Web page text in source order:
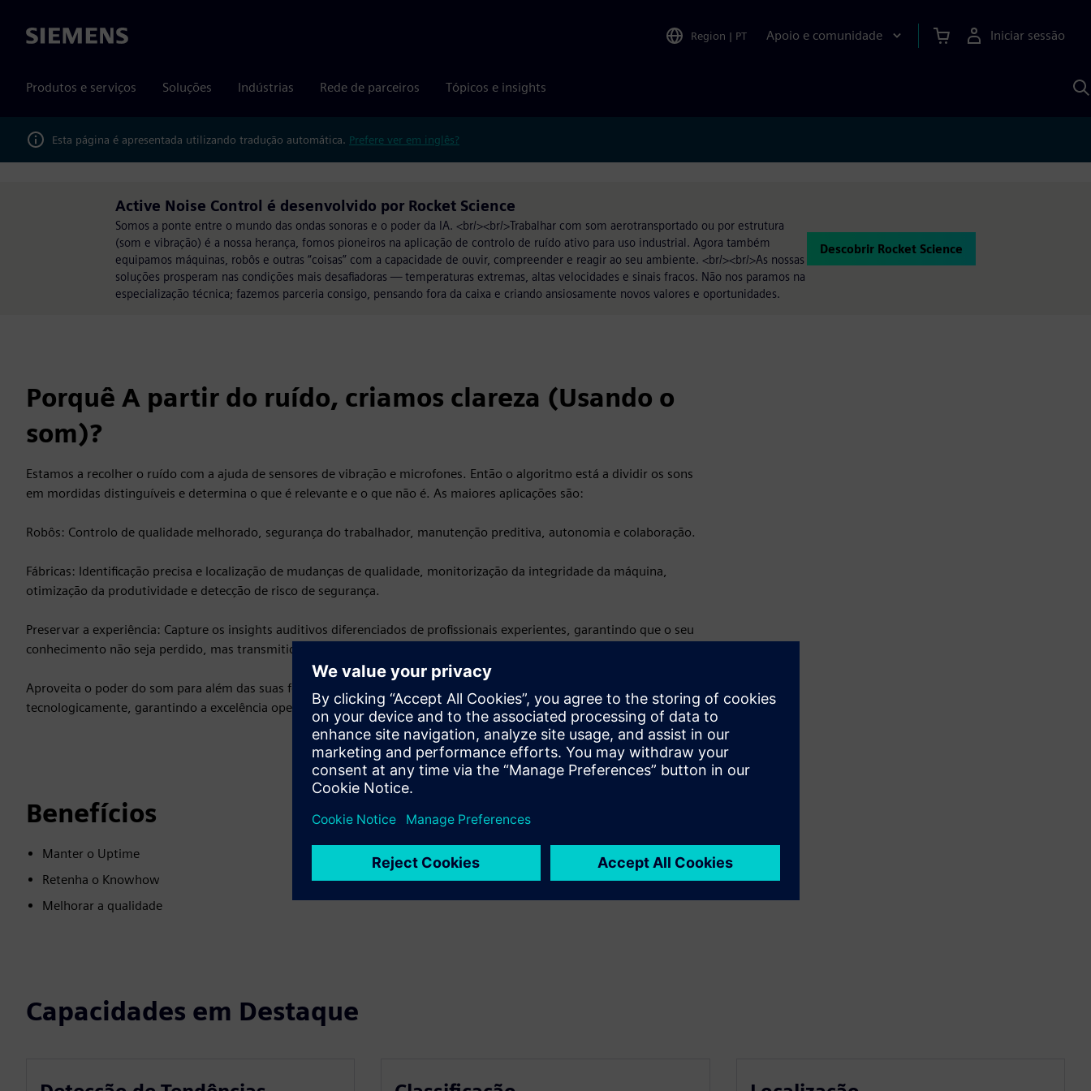
Siemens Region | PT Apoio e comunidade Iniciar sessão
Produtos e serviços Soluções Indústrias Rede de parceiros Tópicos e insights
Esta página é apresentada utilizando tradução automática. Prefere ver em inglês?
Active Noise Control é desenvolvido por Rocket Science
Somos a ponte entre o mundo das ondas sonoras e o poder da IA. <br/><br/>Trabalhar com som aerotransportado ou por estrutura
(som e vibração) é a nossa herança, fomos pioneiros na aplicação de controlo de ruído ativo para uso industrial. Agora também
equipamos máquinas, robôs e outras “coisas” com a capacidade de ouvir, compreender e reagir ao seu ambiente. <br/><br/>As nossas
soluções prosperam nas condições mais desafiadoras — temperaturas extremas, altas velocidades e sinais fracos. Não nos paramos na
especialização técnica; fazemos parceria consigo, pensando fora da caixa e criando ansiosamente novos valores e oportunidades.
Descobrir Rocket Science
Porquê A partir do ruído, criamos clareza (Usando o
som)?
Estamos a recolher o ruído com a ajuda de sensores de vibração e microfones. Então o algoritmo está a dividir os sons
em mordidas distinguíveis e determina o que é relevante e o que não é. As maiores aplicações são:
Robôs: Controlo de qualidade melhorado, segurança do trabalhador, manutenção preditiva, autonomia e colaboração.
Fábricas: Identificação precisa e localização de mudanças de qualidade, monitorização da integridade da máquina,
otimização da produtividade e detecção de risco de segurança.
Preservar a experiência: Capture os insights auditivos diferenciados de profissionais experientes, garantindo que o seu
conhecimento não seja perdido, mas transmitido às gerações futuras de trabalhadores e máquinas.
Aproveita o poder do som para além das suas fontes de informação existentes para colmatar a lacuna de conhecimento
tecnologicamente, garantindo a excelência operacional nos próximos anos.
Benefícios
Manter o Uptime
Retenha o Knowhow
Melhorar a qualidade
Capacidades em Destaque